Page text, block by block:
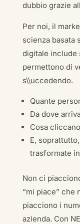
dubbio grazie
Per noi, il
scienza basata
digitale include
permettono di
s\\uccedendo.
Quante
Da dove
Cosa
E,
trasformate
Non ci
“mi piace” che
piacciono i
azienda. Con